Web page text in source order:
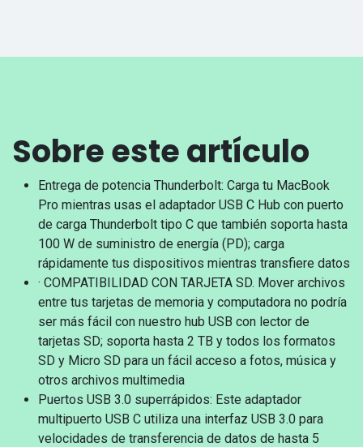
Sobre este artículo
Entrega de potencia Thunderbolt: Carga tu MacBook
Pro mientras usas el adaptador USB C Hub con puerto
de carga Thunderbolt tipo C que también soporta hasta
100 W de suministro de energía (PD); carga
rápidamente tus dispositivos mientras transfiere datos
· COMPATIBILIDAD CON TARJETA SD. Mover archivos
entre tus tarjetas de memoria y computadora no podría
ser más fácil con nuestro hub USB con lector de
tarjetas SD; soporta hasta 2 TB y todos los formatos
SD y Micro SD para un fácil acceso a fotos, música y
otros archivos multimedia
Puertos USB 3.0 superrápidos: Este adaptador
multipuerto USB C utiliza una interfaz USB 3.0 para
velocidades de transferencia de datos de hasta 5